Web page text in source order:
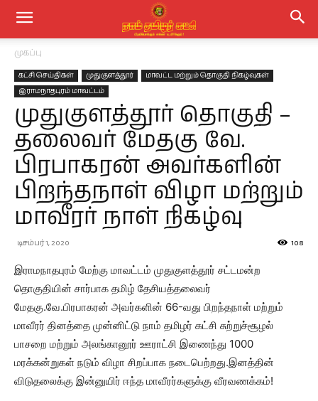
முகப்பு
கட்சி செய்திகள் முதுகுளத்தூர்
மாவட்ட மற்றும் தொகுதி நிகழ்வுகள்
இராமநாதபுரம் மாவட்டம்
முதுகுளத்தூர் தொகுதி –
தலைவர் மேதகு வே.
பிரபாகரன் அவர்களின்
பிறந்தநாள் விழா மற்றும்
மாவீரர் நாள் நிகழ்வு
டிசம்பர் 1, 2020 108
இராமநாதபுரம் மேற்கு மாவட்டம் முதுகுளத்தூர் சட்டமன்ற
தொகுதியின் சார்பாக தமிழ் தேசியத்தலைவர்
மேதகு.வே.பிரபாகரன் அவர்களின் 66-வது பிறந்தநாள் மற்றும்
மாவீரர் தினத்தை முன்னிட்டு நாம் தமிழர் கட்சி சுற்றுச்சூழல்
பாசறை மற்றும் அலங்கானூர் ஊராட்சி இணைந்து 1000
மரக்கன்றுகள் நடும் விழா சிறப்பாக நடைபெற்றது.இனத்தின்
விடுதலைக்கு இன்னுயிர் ஈந்த மாவீரர்களுக்கு வீரவணக்கம்!